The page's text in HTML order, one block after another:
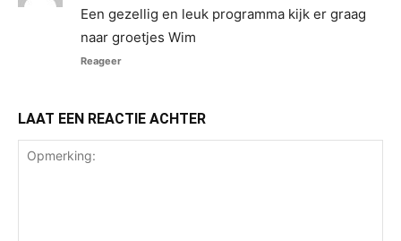
Een gezellig en leuk programma kijk er graag
naar groetjes Wim
Reageer
LAAT EEN REACTIE ACHTER